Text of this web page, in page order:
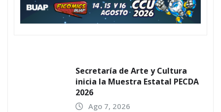
Secretaría de Arte y Cultura
inicia la Muestra Estatal PECDA
2026
Ago 7, 2026